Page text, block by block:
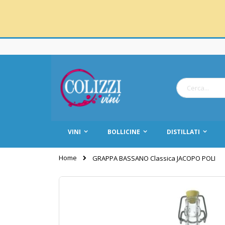
al
Cerca
VINI BOLLICINE DISTILLATI
Home GRAPPA BASSANO Classica JACOPO POLI
Vai